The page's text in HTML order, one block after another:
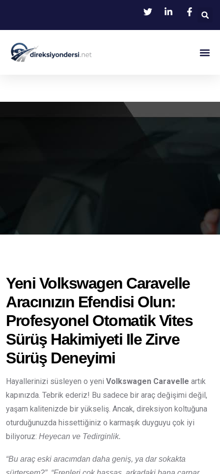
Yeni Volkswagen Caravelle
Aracınızın Efendisi Olun:
Profesyonel Otomatik Vites
Sürüş Hakimiyeti Ile Zirve
Sürüş Deneyimi
Hayallerinizi süsleyen o yeni Volkswagen Caravelle artık
kapınızda. Tebrik ederiz! Bu sadece bir araç değişimi değil,
yaşam kalitenizde bir yükseliş. Ancak, direksiyon koltuğuna
oturduğunuzda hissettiğiniz o karmaşık duyguyu çok iyi
biliyoruz: Heyecan ve Tedirginlik.
“Bu araç eski aracımdan daha geniş, ya dar sokakta